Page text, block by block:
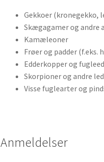
Gekkoer (kronegekko,
Skægagamer og andre
Kamæleoner
Frøer og padder
Edderkopper og
Skorpioner og andre
Visse fuglearter og
Anmeldelser